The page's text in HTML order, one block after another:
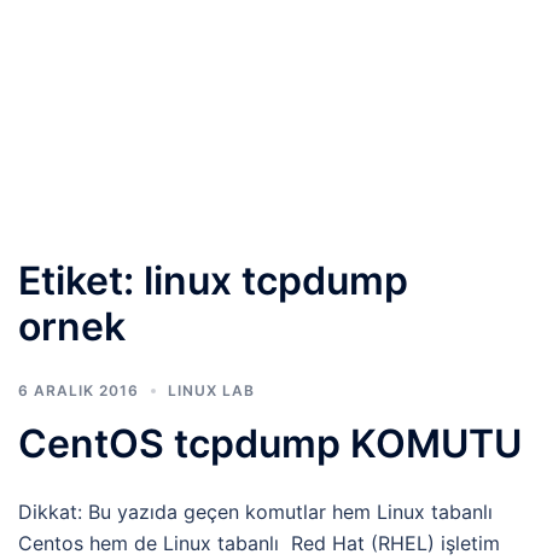
Etiket: linux tcpdump
ornek
6 ARALIK 2016 LINUX LAB
CentOS tcpdump KOMUTU
Dikkat: Bu yazıda geçen komutlar hem Linux tabanlı
Centos hem de Linux tabanlı Red Hat (RHEL) işletim